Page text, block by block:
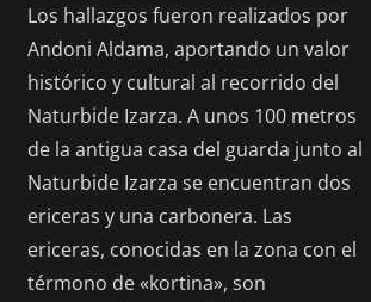
Los hallazgos fueron realizados por
Andoni Aldama, aportando un valor
histórico y cultural al recorrido del
Naturbide Izarza. A unos 100 metros
de la antigua casa del guarda junto al
Naturbide Izarza se encuentran dos
ericeras y una carbonera. Las
ericeras, conocidas en la zona con el
térmono de «kortina», son